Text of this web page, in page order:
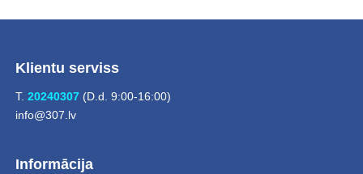
Klientu serviss
T. 20240307(D.d. 9:00-16:00)
info@307.lv
Informācija